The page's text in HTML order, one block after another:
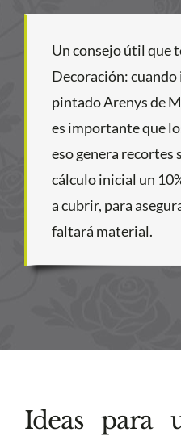
Un consejo útil que
Decoración: cuando
pintado Arenys de
es importante que
eso genera recortes
cálculo inicial un
a cubrir, para
faltará material.
Ideas para